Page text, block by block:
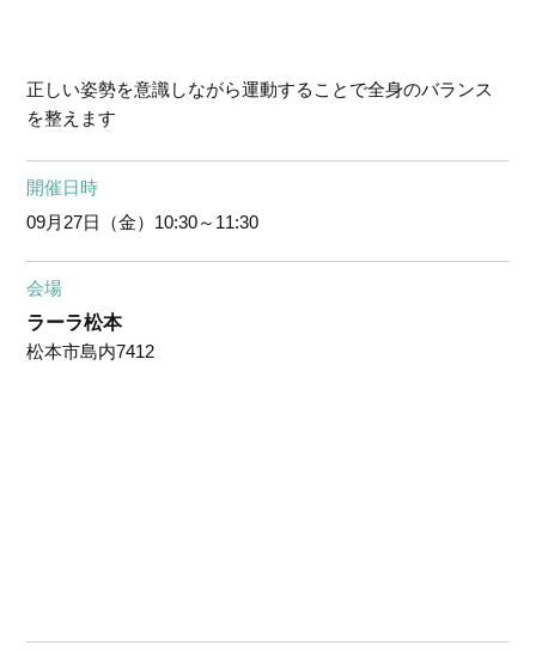
正しい姿勢を意識しながら運動することで全身のバランス
を整えます
開催日時
09月27日（金） 10:30～11:30
会場
ラーラ松本
松本市島内7412